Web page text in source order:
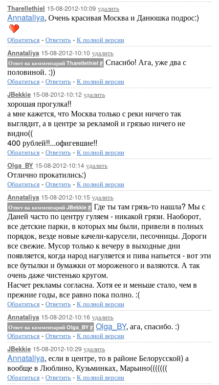
Tharellethiel 15-08-2012-10:09 удалить
Annataliya, Очень красивая Москва и Данюшка подрос:)
Обратиться - Ответить - К полной версии
Annataliya 15-08-2012-10:10 удалить
Ответ на комментарий Tharellethiel # Спасибо! Ага, уже два с
половиной. :))
Обратиться - Ответить - К полной версии
JBekkie 15-08-2012-10:12 удалить
хорошая прогулка!!
а мне кажется, что Москва только с реки ничего так
выглядит, а в центре за рекламой и грязью ничего не
видно((
400 рублей!!...офигевшие!!
Обратиться - Ответить - К полной версии
Olga_BY 15-08-2012-10:14 удалить
Отлично прокатились:)
Обратиться - Ответить - К полной версии
Annataliya 15-08-2012-10:15 удалить
Ответ на комментарий JBekkie # Где ты там грязь-то нашла? Мы с
Даней часто по центру гуляем - никакой грязи. Наоборот,
все детские парки, в которых мы были, привели в полных
порядок, везде новые качели-карусели, песочницы. Дороги
все свежие. Мусор только к вечеру в выходные дни
появляется, когда народ нагуляется и пива напьется - вот эти
все бутылки и бумажки от мороженого и валяются. А так
очень даже чистенько кругом.
Насчет рекламы согласна. Хотя ее и меньше стало, чем в
прежние годы, все равно пока полно. :(
Обратиться - Ответить - К полной версии
Annataliya 15-08-2012-10:16 удалить
Ответ на комментарий Olga_BY # Olga_BY, ага, спасибо. :)
Обратиться - Ответить - К полной версии
JBekkie 15-08-2012-10:29 удалить
Annataliya, если в центре, то в районе Белорусской) а
вообще в Люблино, Кузьминках, Марьино(((((((
Обратиться - Ответить - К полной версии